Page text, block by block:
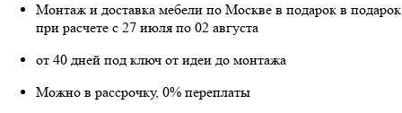
Монтаж и доставка мебели по Москве в подарок в подарок
при расчете с 27 июля по 02 августа
от 40 дней под ключ от идеи до монтажа
Можно в рассрочку, 0% переплаты